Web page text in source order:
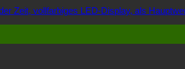
Zeit, vollfarbiges LED-Display, als